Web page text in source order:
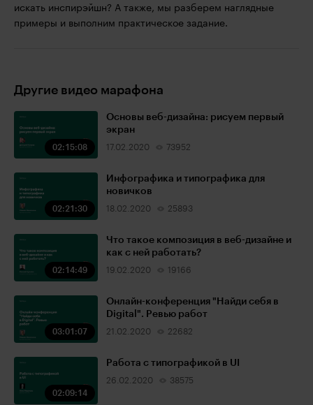
искать инспирэйшн? А также, мы разберем наглядные
примеры и выполним практическое задание.
Другие видео марафона
02:15:08
Основы веб-дизайна: рисуем первый
экран
17.02.2020 73952
02:21:30
Инфографика и типографика для
новичков
18.02.2020 25893
02:14:49
Что такое композиция в веб-дизайне и
как с ней работать?
19.02.2020 19166
03:01:07
Онлайн-конференция "Найди себя в
Digital". Ревью работ
21.02.2020 22682
02:09:14
Работа с типографикой в UI
26.02.2020 38575